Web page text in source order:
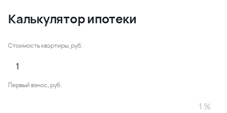
Калькулятор ипотеки
Стоимость квартиры, руб.
Первый взнос, руб.